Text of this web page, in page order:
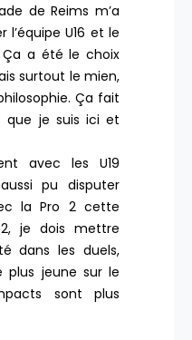
de Reims m’a
U16 et le
a été le choix
surtout le mien,
Ça fait
que je suis ici et
avec les U19
pu disputer
la Pro 2 cette
je dois mettre
dans les duels,
plus jeune sur le
sont plus